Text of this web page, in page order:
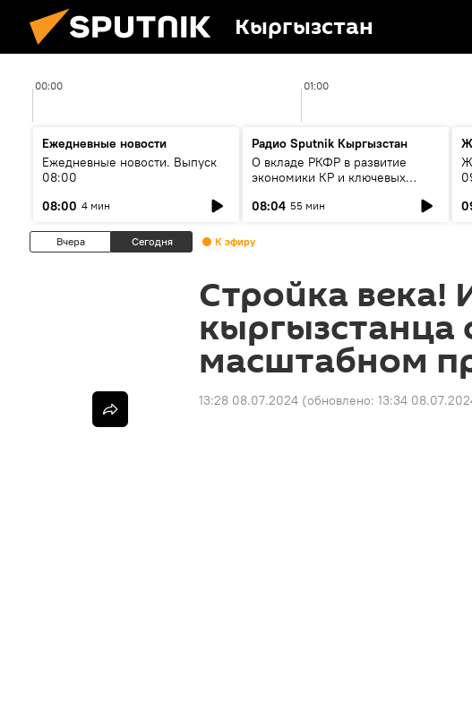
Кыргызстан
00:00 01:00
Ежедневные новости
Ежедневные новости. Выпуск
08:00
08:00 4 мин
Радио Sputnik Кыргызстан
О вкладе РКФР в развитие
экономики КР и ключевых
08:04 55 мин
Вчера Сегодня К эфиру
Стройка века!
кыргызстанца
масштабном
13:28 08.07.2024 (обновлено: 13:34